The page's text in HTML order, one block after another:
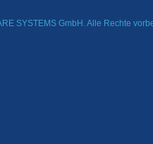
SYSTEMS GmbH. Alle Rechte